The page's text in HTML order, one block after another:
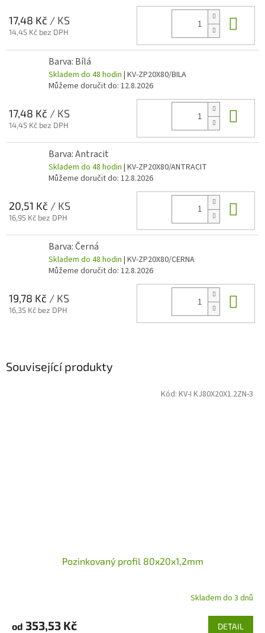
Související produkty
Pozinkovaný profil 80x20x1,2mm
Skladem do 3 dnů
od 353,53 Kč DETAIL
Kód: KV-I KJ80X20X1.2ZN-3
17,48 Kč / KS
14,45 Kč bez DPH
Barva: Bílá
Skladem do 48 hodin | KV-ZP20X80/BILA
Můžeme doručit do: 12.8.2026
17,48 Kč / KS
14,45 Kč bez DPH
Barva: Antracit
Skladem do 48 hodin | KV-ZP20X80/ANTRACIT
Můžeme doručit do: 12.8.2026
20,51 Kč / KS
16,95 Kč bez DPH
Barva: Černá
Skladem do 48 hodin | KV-ZP20X80/CERNA
Můžeme doručit do: 12.8.2026
19,78 Kč / KS
16,35 Kč bez DPH